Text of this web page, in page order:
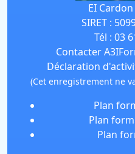
EI
SIRET :
Tél : 03
Contacter
Déclaration
(Cet enregistrement ne
Plan
Plan
Plan